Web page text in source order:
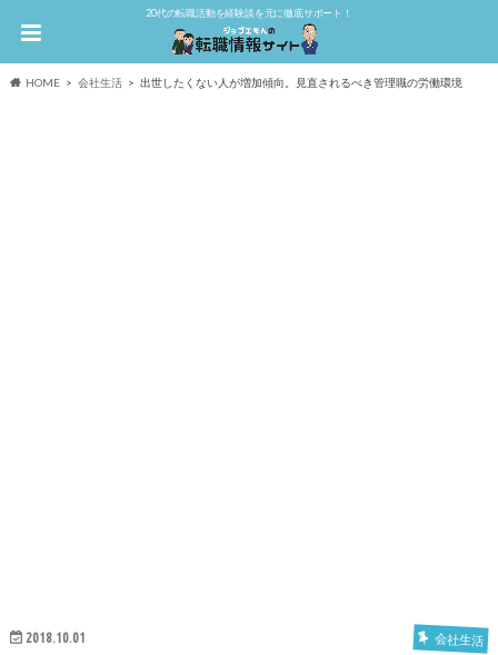
20代の転職活動を経験談を元に徹底サポート！
HOME 会社生活 出世したくない人が増加傾向。見直されるべき管理職の労働環境
2018.10.01 会社生活